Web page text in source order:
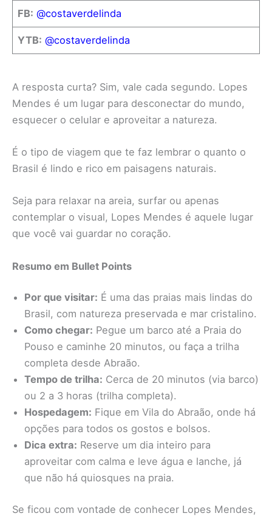
FB: @costaverdelinda
YTB: @costaverdelinda
A resposta curta? Sim, vale cada segundo. Lopes
Mendes é um lugar para desconectar do mundo,
esquecer o celular e aproveitar a natureza.
É o tipo de viagem que te faz lembrar o quanto o
Brasil é lindo e rico em paisagens naturais.
Seja para relaxar na areia, surfar ou apenas
contemplar o visual, Lopes Mendes é aquele lugar
que você vai guardar no coração.
Resumo em Bullet Points
Por que visitar: É uma das praias mais lindas do
Brasil, com natureza preservada e mar cristalino.
Como chegar: Pegue um barco até a Praia do
Pouso e caminhe 20 minutos, ou faça a trilha
completa desde Abraão.
Tempo de trilha: Cerca de 20 minutos (via barco)
ou 2 a 3 horas (trilha completa).
Hospedagem: Fique em Vila do Abraão, onde há
opções para todos os gostos e bolsos.
Dica extra: Reserve um dia inteiro para
aproveitar com calma e leve água e lanche, já
que não há quiosques na praia.
Se ficou com vontade de conhecer Lopes Mendes,